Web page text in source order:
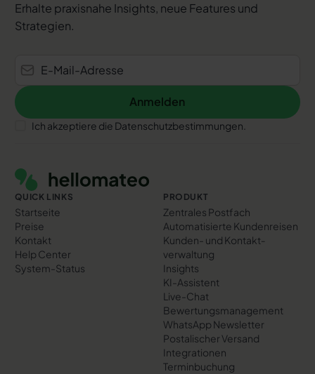
Erhalte praxisnahe Insights, neue Features und
Strategien.
Anmelden
Anmelden
Ich akzeptiere die Datenschutzbestimmungen.
QUICK LINKS
Startseite
Preise
Kontakt
Help Center
System-Status
PRODUKT
Zentrales Postfach
Automatisierte Kundenreisen
Kunden- und Kontakt­
verwaltung
Insights
KI-Assistent
Live-Chat
Bewertungs­management
WhatsApp Newsletter
Postalischer Versand
Integrationen
Terminbuchung